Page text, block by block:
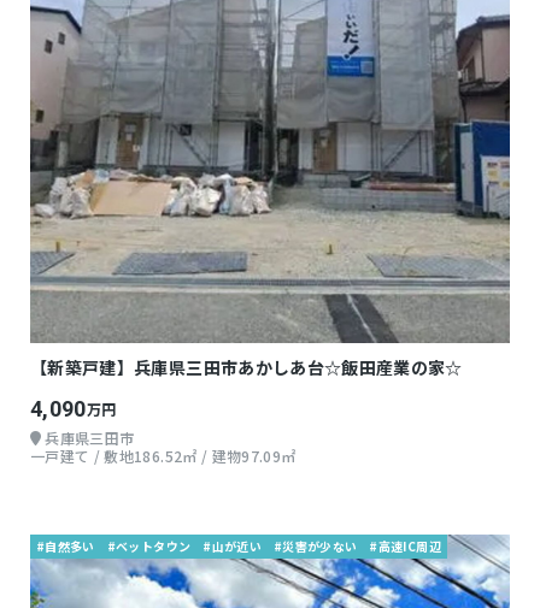
【新築戸建】兵庫県三田市あかしあ台☆飯田産業の家☆
4,090万円
兵庫県三田市
一戸建て / 敷地186.52㎡ / 建物97.09㎡
#自然多い #ベットタウン #山が近い #災害が少ない #高速IC周辺